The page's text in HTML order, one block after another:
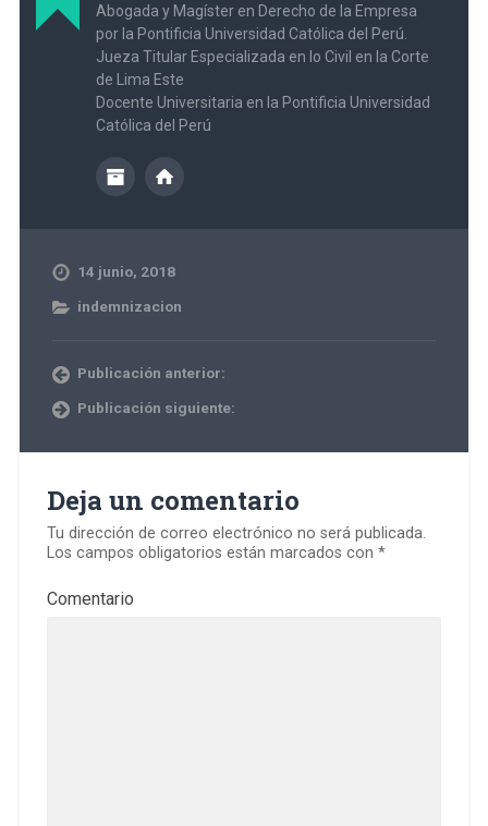
Abogada y Magíster en Derecho de la Empresa
por la Pontificia Universidad Católica del Perú.
Jueza Titular Especializada en lo Civil en la Corte
de Lima Este
Docente Universitaria en la Pontificia Universidad
Católica del Perú
14 junio, 2018
indemnizacion
Publicación anterior:
Publicación siguiente:
Deja un comentario
Tu dirección de correo electrónico no será publicada.
Los campos obligatorios están marcados con *
Comentario